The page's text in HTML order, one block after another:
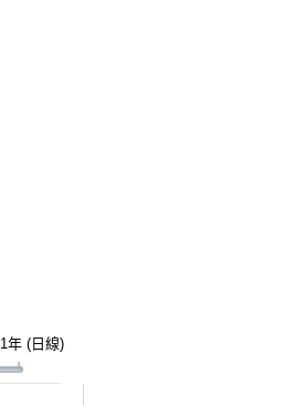
1年 (日線)